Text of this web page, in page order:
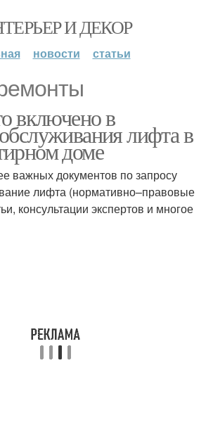
И ДЕКОР
новости статьи
включено в
лифта в
доме
важных документов по запросу
лифта (нормативно–правовые
консультации экспертов и многое